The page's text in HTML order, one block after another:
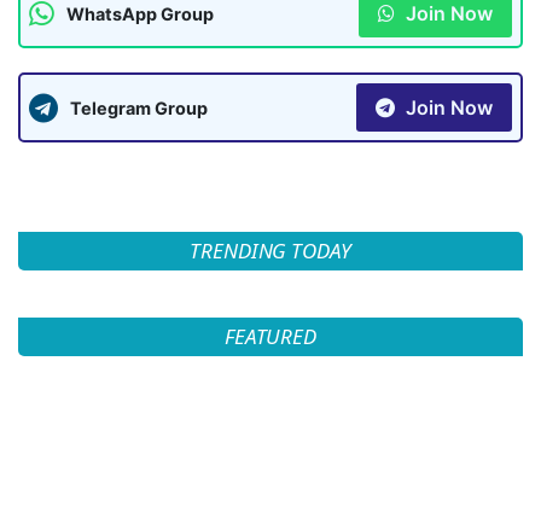
WhatsApp Group Join Now
Telegram Group Join Now
TRENDING TODAY
FEATURED